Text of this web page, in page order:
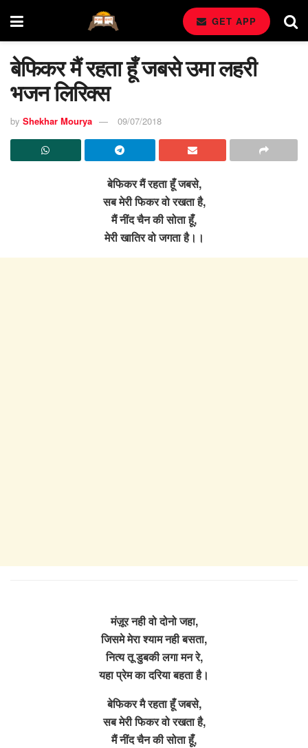
GET APP
बेफिकर मैं रहता हूँ जबसे उमा लहरी
भजन लिरिक्स
by Shekhar Mourya 09/07/2018
बेफिकर मैं रहता हूँ जबसे,
सब मेरी फिकर वो रखता है,
मैं नींद चैन की सोता हूँ,
मेरी खातिर वो जगता है।।
मंज़ूर नही वो दोनो जहा,
जिसमे मेरा श्याम नही बसता,
नित्य तू डुबकी लगा मन रे,
यहा प्रेम का दरिया बहता है।
बेफिकर मै रहता हूँ जबसे,
सब मेरी फिकर वो रखता है,
मैं नींद चैन की सोता हूँ,